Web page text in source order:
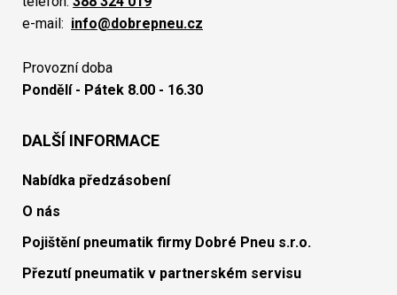
e-mail: info@dobrepneu.cz
Provozní doba
Pondělí - Pátek 8.00 - 16.30
DALŠÍ INFORMACE
Nabídka předzásobení
O nás
Pojištění pneumatik firmy Dobré Pneu s.r.o.
Přezutí pneumatik v partnerském servisu